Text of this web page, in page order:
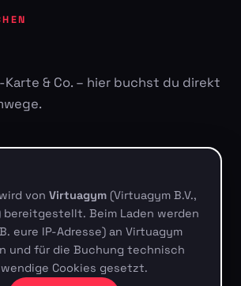
Karte & Co. – hier buchst du direkt
von Virtuagym (Virtuagym B.V.,
bereitgestellt. Beim Laden werden
eure IP-Adresse) an Virtuagym
und für die Buchung technisch
Cookies gesetzt.